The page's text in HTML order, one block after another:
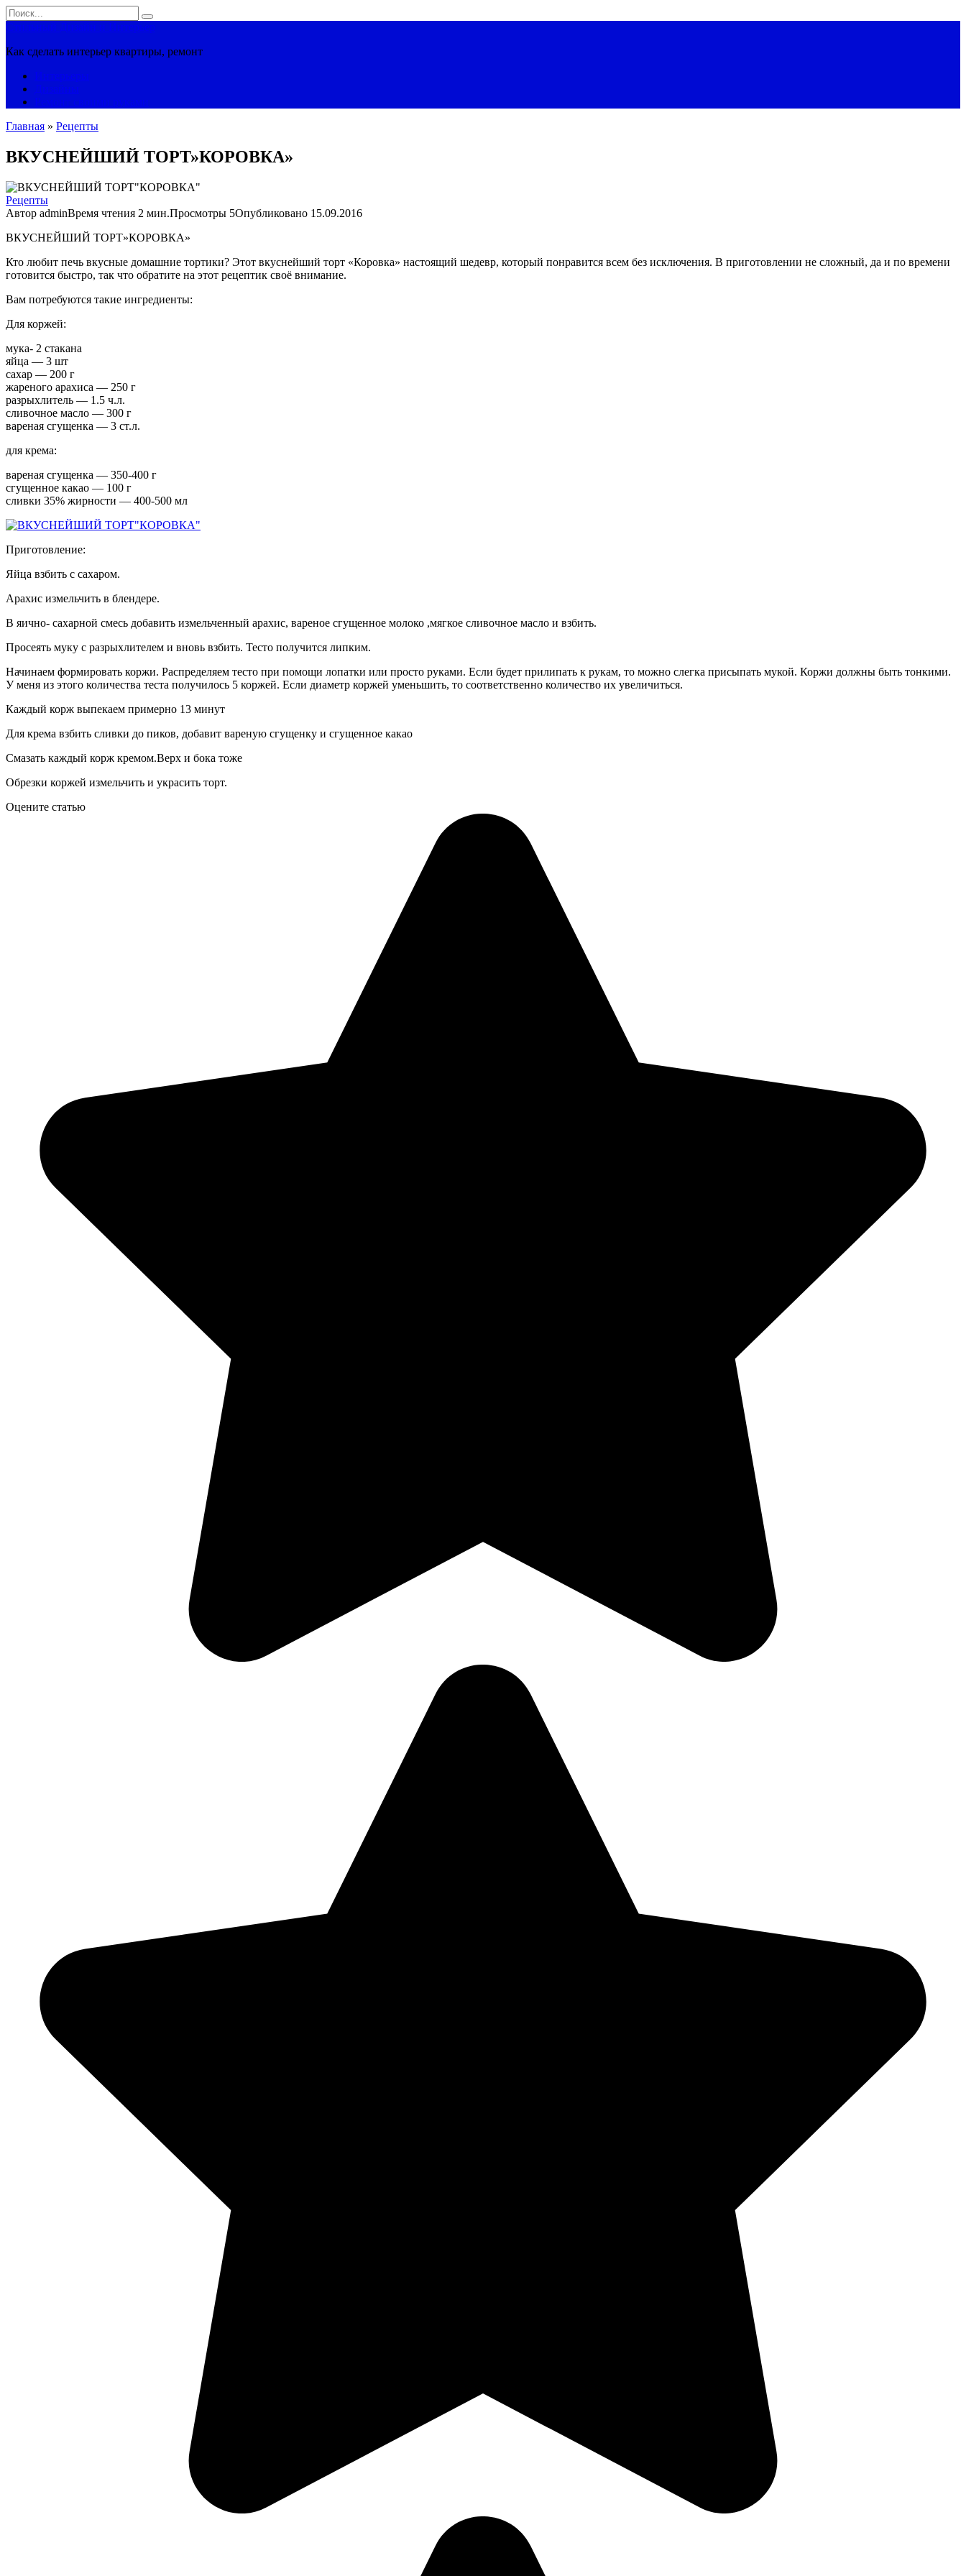
Перейти
к
Search
for:
Стильный Дизайн и Интерьер
Как сделать интерьер квартиры, ремонт
Интерьеры
Дизайны
Ремонт своими руками
Главная » Рецепты
ВКУСНЕЙШИЙ ТОРТ»КОРОВКА»
Рецепты
Автор adminВремя чтения 2 мин.Просмотры 5Опубликовано 15.09.2016
ВКУСНЕЙШИЙ ТОРТ»КОРОВКА»
Кто любит печь вкусные домашние тортики? Этот вкуснейший торт «Коровка» настоящий шедевр, который понравится всем без исключения. В приготовлении не сложный, да и по времени
готовится быстро, так что обратите на этот рецептик своё внимание.
Вам потребуются такие ингредиенты:
Для коржей:
мука- 2 стакана
яйца — 3 шт
сахар — 200 г
жареного арахиса — 250 г
разрыхлитель — 1.5 ч.л.
сливочное масло — 300 г
вареная сгущенка — 3 ст.л.
для крема:
вареная сгущенка — 350-400 г
сгущенное какао — 100 г
сливки 35% жирности — 400-500 мл
Приготовление:
Яйца взбить с сахаром.
Арахис измельчить в блендере.
В яично- сахарной смесь добавить измельченный арахис, вареное сгущенное молоко ,мягкое сливочное масло и взбить.
Просеять муку с разрыхлителем и вновь взбить. Тесто получится липким.
Начинаем формировать коржи. Распределяем тесто при помощи лопатки или просто руками. Если будет прилипать к рукам, то можно слегка присыпать мукой. Коржи должны быть тонкими.
У меня из этого количества теста получилось 5 коржей. Если диаметр коржей уменьшить, то соответственно количество их увеличиться.
Каждый корж выпекаем примерно 13 минут
Для крема взбить сливки до пиков, добавит вареную сгущенку и сгущенное какао
Смазать каждый корж кремом.Верх и бока тоже
Обрезки коржей измельчить и украсить торт.
Оцените статью